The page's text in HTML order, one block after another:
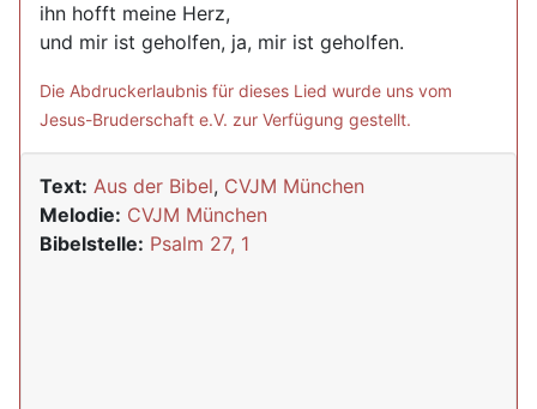
ihn hofft meine Herz,
und mir ist geholfen, ja, mir ist geholfen.
Die Abdruckerlaubnis für dieses Lied wurde uns vom
Jesus-Bruderschaft e.V. zur Verfügung gestellt.
Text: Aus der Bibel, CVJM München
Melodie: CVJM München
Bibelstelle: Psalm 27, 1